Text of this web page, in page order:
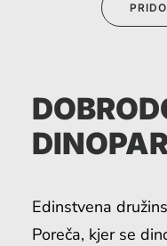
Edinstvena
Poreča, kjer se